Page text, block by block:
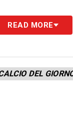
READ MORE
DEL